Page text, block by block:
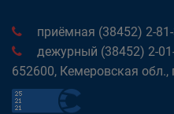
приёмная (38452) 2-
дежурный (38452) 2-
652600, Кемеровская обл.,